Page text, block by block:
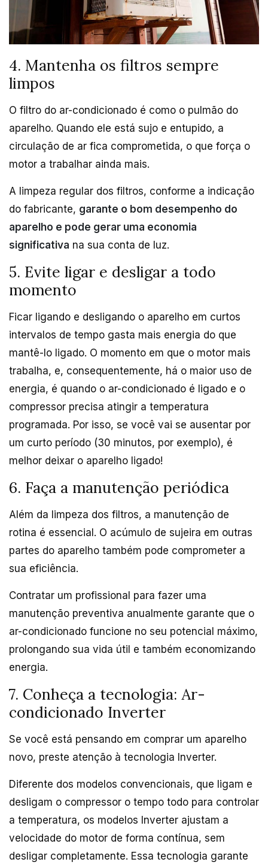
4. Mantenha os filtros sempre
limpos
O filtro do ar-condicionado é como o pulmão do
aparelho. Quando ele está sujo e entupido, a
circulação de ar fica comprometida, o que força o
motor a trabalhar ainda mais.
A limpeza regular dos filtros, conforme a indicação
do fabricante, garante o bom desempenho do
aparelho e pode gerar uma economia
significativa na sua conta de luz.
5. Evite ligar e desligar a todo
momento
Ficar ligando e desligando o aparelho em curtos
intervalos de tempo gasta mais energia do que
mantê-lo ligado. O momento em que o motor mais
trabalha, e, consequentemente, há o maior uso de
energia, é quando o ar-condicionado é ligado e o
compressor precisa atingir a temperatura
programada. Por isso, se você vai se ausentar por
um curto período (30 minutos, por exemplo), é
melhor deixar o aparelho ligado!
6. Faça a manutenção periódica
Além da limpeza dos filtros, a manutenção de
rotina é essencial. O acúmulo de sujeira em outras
partes do aparelho também pode comprometer a
sua eficiência.
Contratar um profissional para fazer uma
manutenção preventiva anualmente garante que o
ar-condicionado funcione no seu potencial máximo,
prolongando sua vida útil e também economizando
energia.
7. Conheça a tecnologia: Ar-
condicionado Inverter
Se você está pensando em comprar um aparelho
novo, preste atenção à tecnologia Inverter.
Diferente dos modelos convencionais, que ligam e
desligam o compressor o tempo todo para controlar
a temperatura, os modelos Inverter ajustam a
velocidade do motor de forma contínua, sem
desligar completamente. Essa tecnologia garante